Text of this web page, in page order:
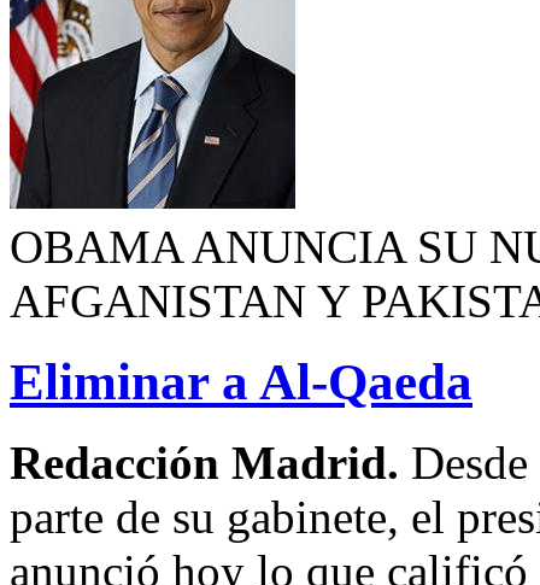
OBAMA ANUNCIA SU
AFGANISTAN Y
Eliminar a Al-Qaeda
Redacción Madrid.
parte de su gabinete, el
anunció hoy lo que calificó